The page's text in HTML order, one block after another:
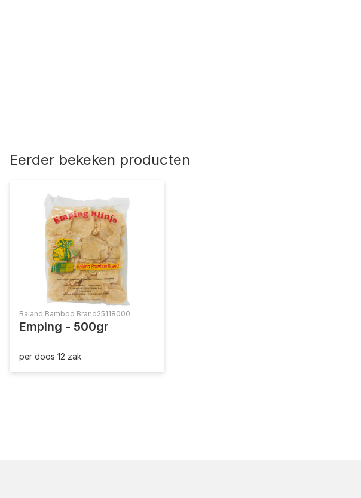
Eerder bekeken producten
Baland Bamboo Brand25118000
Emping - 500gr
per doos 12 zak